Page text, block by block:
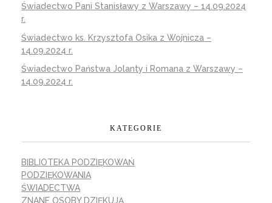
Świadectwo Pani Stanisławy z Warszawy – 14.09.2024
r.
Świadectwo ks. Krzysztofa Osika z Wojnicza –
14.09.2024 r.
Świadectwo Państwa Jolanty i Romana z Warszawy –
14.09.2024 r.
KATEGORIE
BIBLIOTEKA PODZIĘKOWAŃ
PODZIĘKOWANIA
ŚWIADECTWA
ZNANE OSOBY DZIĘKUJĄ